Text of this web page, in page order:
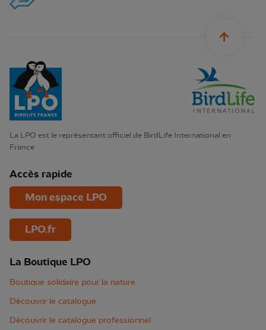
La LPO est le représentant officiel de BirdLife International en
France
Accès rapide
Mon espace LPO
LPO.fr
La Boutique LPO
Boutique solidaire pour la nature
Découvrir le catalogue
Découvrir le catalogue professionnel